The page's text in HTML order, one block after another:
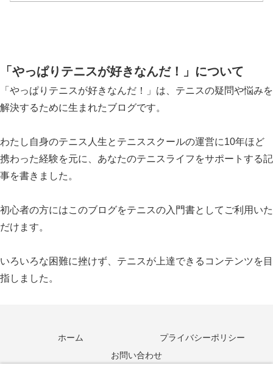
「やっぱりテニスが好きなんだ！」について
「やっぱりテニスが好きなんだ！」は、テニスの疑問や悩みを
解決するために生まれたブログです。
わたし自身のテニス人生とテニススクールの運営に10年ほど
携わった経験を元に、あなたのテニスライフをサポートする記
事を書きました。
初心者の方にはこのブログをテニスの入門書としてご利用いた
だけます。
いろいろな困難に挫けず、テニスが上達できるコンテンツを目
指しました。
ホーム
プライバシーポリシー
お問い合わせ